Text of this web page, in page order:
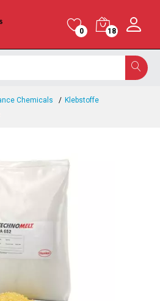
0 18
Chemicals
Klebstoffe